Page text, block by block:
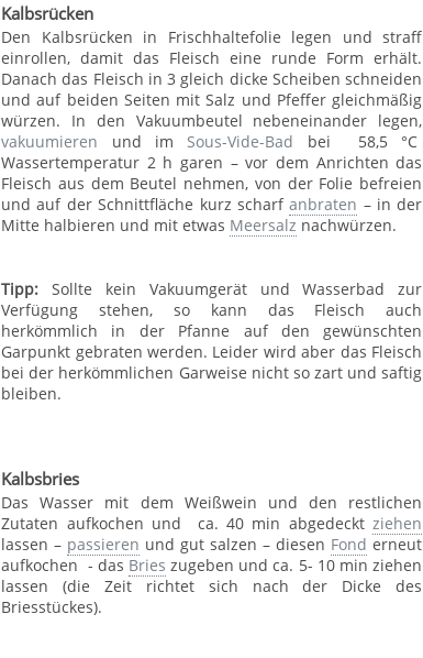
Kalbsrücken
Den Kalbsrücken in Frischhaltefolie legen und straff
einrollen, damit das Fleisch eine runde Form erhält.
Danach das Fleisch in 3 gleich dicke Scheiben schneiden
und auf beiden Seiten mit Salz und Pfeffer gleichmäßig
würzen. In den Vakuumbeutel nebeneinander legen,
vakuumieren und im Sous-Vide-Bad bei 58,5 °C
Wassertemperatur 2 h garen – vor dem Anrichten das
Fleisch aus dem Beutel nehmen, von der Folie befreien
und auf der Schnittfläche kurz scharfanbraten – in der
Mitte halbieren und mit etwas Meersalz nachwürzen.
Tipp: Sollte kein Vakuumgerät und Wasserbad zur
Verfügung stehen, so kann das Fleisch auch
herkömmlich in der Pfanne auf den gewünschten
Garpunkt gebraten werden. Leider wird aber das Fleisch
bei der herkömmlichen Garweise nicht so zart und saftig
bleiben.
Kalbsbries
Das Wasser mit dem Weißwein und den restlichen
Zutaten aufkochen und ca. 40 min abgedeckt ziehen
lassen – passieren und gut salzen – diesen Fond erneut
aufkochen - das Bries zugeben und ca. 5- 10 min ziehen
lassen (die Zeit richtet sich nach der Dicke des
Briesstückes).